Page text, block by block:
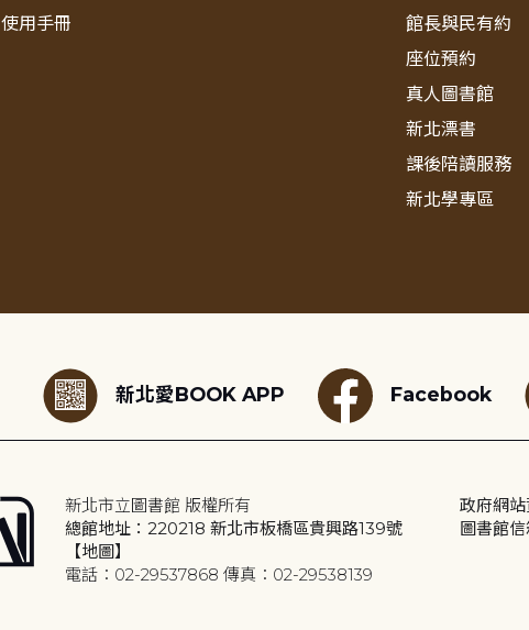
使用手冊
館長與民有約
座位預約
真人圖書館
新北漂書
課後陪讀服務
新北學專區
新北愛BOOK APP Facebook
新北市立圖書館 版權所有
總館地址：220218 新北市板橋區貴興路139號
【地圖】
電話：02-29537868 傳真：02-29538139
政府網
圖書館